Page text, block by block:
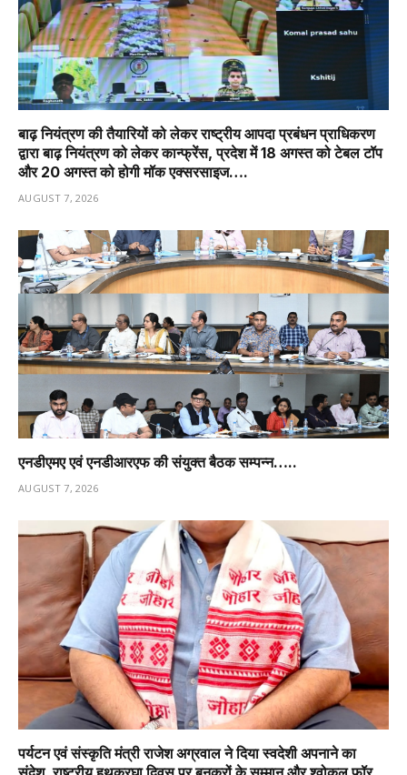
बाढ़ नियंत्रण की तैयारियों को लेकर राष्ट्रीय आपदा प्रबंधन प्राधिकरण
द्वारा बाढ़ नियंत्रण को लेकर कान्फ्रेंस, प्रदेश में 18 अगस्त को टेबल टॉप
और 20 अगस्त को होगी मॉक एक्सरसाइज….
AUGUST 7, 2026
एनडीएमए एवं एनडीआरएफ की संयुक्त बैठक सम्पन्न…..
AUGUST 7, 2026
पर्यटन एवं संस्कृति मंत्री राजेश अग्रवाल ने दिया स्वदेशी अपनाने का